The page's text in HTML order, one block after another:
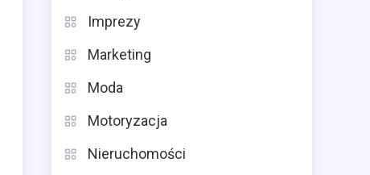
Imprezy
Marketing
Moda
Motoryzacja
Nieruchomości